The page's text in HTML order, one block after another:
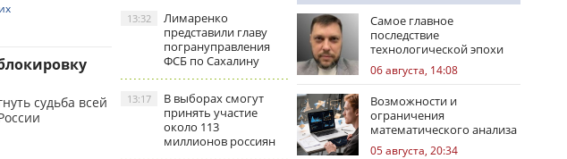
судьба всей
Лимаренко
представили главу
погрануправления
ФСБ по Сахалину
13:32
В выборах смогут
принять участие
около 113
миллионов россиян
13:17
Самое главное
последствие
технологической эпохи
06 августа, 14:08
Возможности и
ограничения
математического анализа
избирательных кампаний
05 августа, 20:34